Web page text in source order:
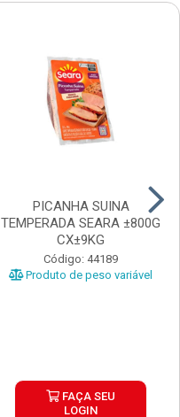
PICANHA SUINA
TEMPERADA SEARA ±800G
CX±9KG
Código: 44189
Produto de peso variável
FAÇA SEU
LOGIN